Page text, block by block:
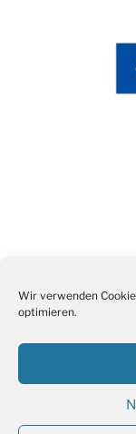
Wir verwenden
optimieren.
Stolz präsentiert